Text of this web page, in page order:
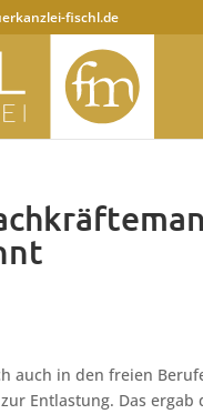
fischl.de
auch in den freien
Entlastung. Das